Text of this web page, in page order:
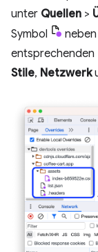
unter Quellen >
Symbol
entsprechenden
Stile, Netzwerk